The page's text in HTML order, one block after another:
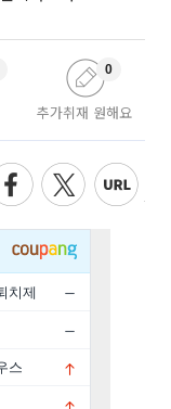
추가취재 원해요
0